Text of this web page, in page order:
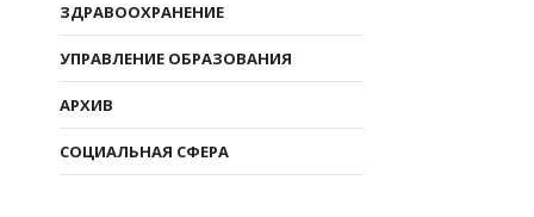
ЗДРАВООХРАНЕНИЕ
УПРАВЛЕНИЕ ОБРАЗОВАНИЯ
АРХИВ
СОЦИАЛЬНАЯ СФЕРА